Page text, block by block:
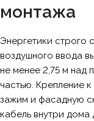
монтажа
Энергетики строго
воздушного ввода
не менее 2,75 м над
частью. Крепление
зажим и фасадную
кабель внутри дома